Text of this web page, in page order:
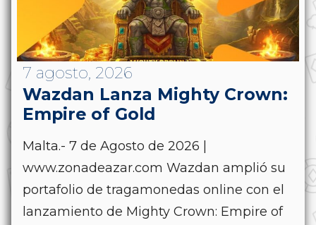
7 agosto, 2026
Wazdan Lanza Mighty Crown:
Empire of Gold
Malta.- 7 de Agosto de 2026 |
www.zonadeazar.com Wazdan amplió su
portafolio de tragamonedas online con el
lanzamiento de Mighty Crown: Empire of